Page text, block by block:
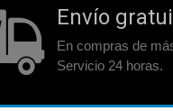
Envío
En compras de
Servicio 24 horas.